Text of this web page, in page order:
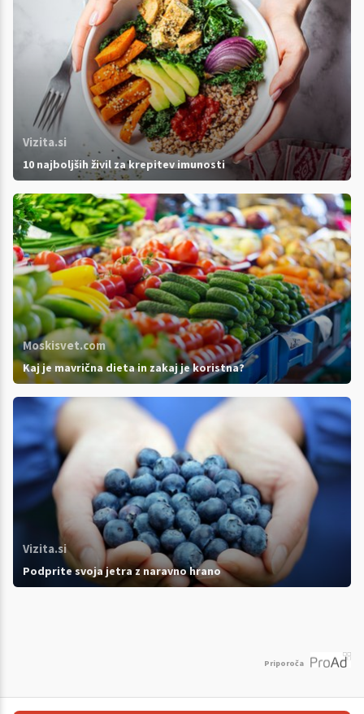
Vizita.si
10 najboljših živil za krepitev imunosti
Moskisvet.com
Kaj je mavrična dieta in zakaj je koristna?
Vizita.si
Podprite svoja jetra z naravno hrano
Priporoča